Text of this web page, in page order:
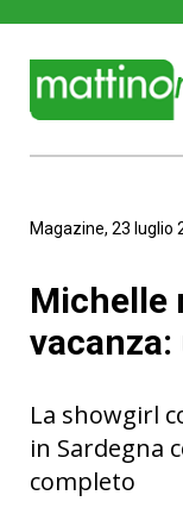
Magazine, 23 luglio
Michelle
La showgirl
in Sardegna
completo